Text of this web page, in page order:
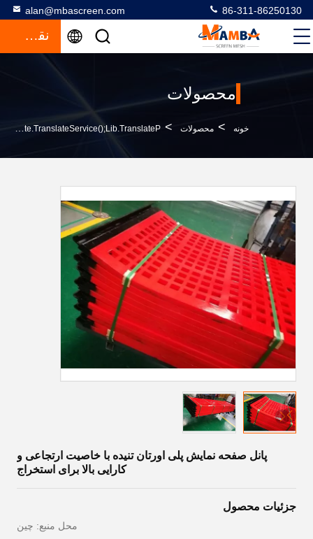
alan@mbascreen.com 86-311-86250130
نقل قول
محصولات
خونه > محصولات >
PU Screen Panelfunction GtElInit() {var Lib = New Google.translate.TranslateService();lib.translateP
پانل صفحه نمایش پلی اورتان تنیده با خاصیت ارتجاعی و
کارایی بالا برای استخراج
جزئیات محصول
محل منبع: چین